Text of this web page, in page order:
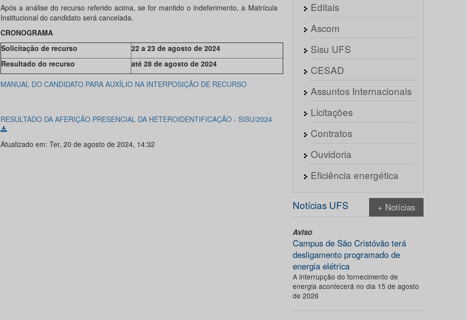
Após a análise do recurso referido acima, se for mantido o indeferimento, a Matrícula
Institucional do candidato será cancelada.
CRONOGRAMA
Solicitação de recurso
22 a 23 de agosto de 2024
Resultado do recurso
até 28 de agosto de 2024
MANUAL DO CANDIDATO PARA AUXÍLIO NA INTERPOSIÇÃO DE RECURSO
RESULTADO DA AFERIÇÃO PRESENCIAL DA HETEROIDENTIFICAÇÃO - SISU/2024
Atualizado em: Ter, 20 de agosto de 2024, 14:32
Editais
Ascom
Sisu UFS
CESAD
Assuntos Internacionais
Licitações
Contratos
Ouvidoria
Eficiência energética
Notícias UFS + Notícias
Aviso
Campus de São Cristóvão terá
desligamento programado de
energia elétrica
A interrupção do fornecimento de
energia acontecerá no dia 15 de agosto
de 2026